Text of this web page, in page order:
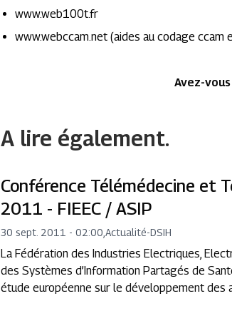
www.web100t.fr
www.webccam.net (aides au codage
Avez-
A lire également.
Conférence Télémédecine et
2011 - FIEEC / ASIP
30 sept. 2011 - 02:00 ,Actualité-DSIH
La Fédération des Industries Electriques,
des Systèmes d’Information Partagés de
étude européenne sur le développement des